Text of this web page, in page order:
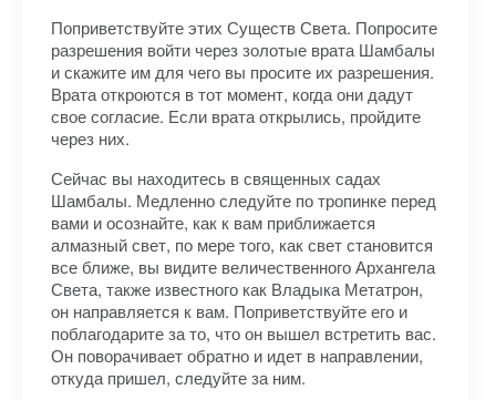
Поприветствуйте этих Существ Света. Попросите
разрешения войти через золотые врата Шамбалы
и скажите им для чего вы просите их разрешения.
Врата откроются в тот момент, когда они дадут
свое согласие. Если врата открылись, пройдите
через них.
Сейчас вы находитесь в священных садах
Шамбалы. Медленно следуйте по тропинке перед
вами и осознайте, как к вам приближается
алмазный свет, по мере того, как свет становится
все ближе, вы видите величественного Архангела
Света, также известного как Владыка Метатрон,
он направляется к вам. Поприветствуйте его и
поблагодарите за то, что он вышел встретить вас.
Он поворачивает обратно и идет в направлении,
откуда пришел, следуйте за ним.